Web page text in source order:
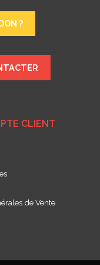
?
CLIENT
de Vente